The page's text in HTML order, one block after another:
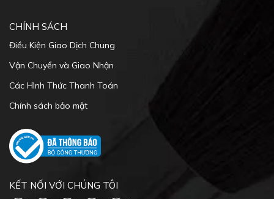
Vận Chuyển và Giao Nhận
Các Hình Thức Thanh Toán
Chính sách bảo mật
KẾT NỐI VỚI CHÚNG TÔI
twitterZalo youtube